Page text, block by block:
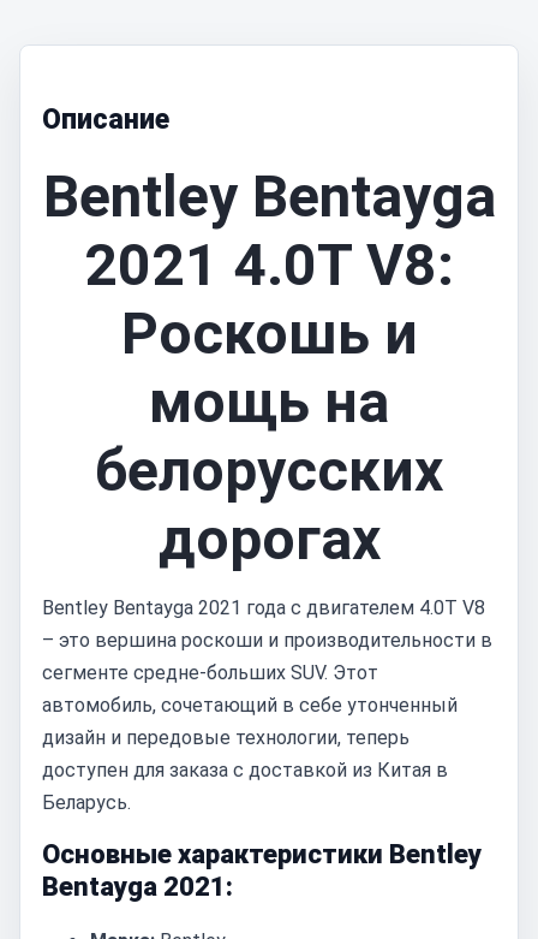
Описание
Bentley Bentayga
2021 4.0T V8:
Роскошь и
мощь на
белорусских
дорогах
Bentley Bentayga 2021 года с двигателем 4.0T V8
– это вершина роскоши и производительности в
сегменте средне-больших SUV. Этот
автомобиль, сочетающий в себе утонченный
дизайн и передовые технологии, теперь
доступен для заказа с доставкой из Китая в
Беларусь.
Основные характеристики Bentley
Bentayga 2021: